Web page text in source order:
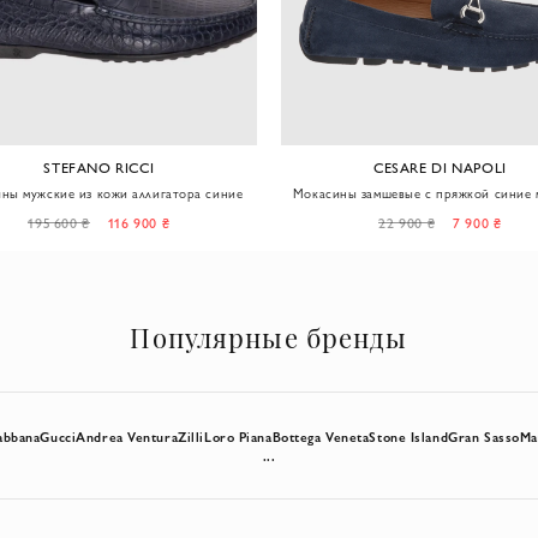
STEFANO RICCI
мужские из кожи аллигатора синие
195 600 ₴ 116 900 ₴
CESARE DI NAPOLI
Мокасины замшевые с пряжкой синие
22 900 ₴ 7 900 ₴
Популярные бренды
GucciAndrea VenturaZilliLoro PianaBottega VenetaStone IslandGran Sasso
...